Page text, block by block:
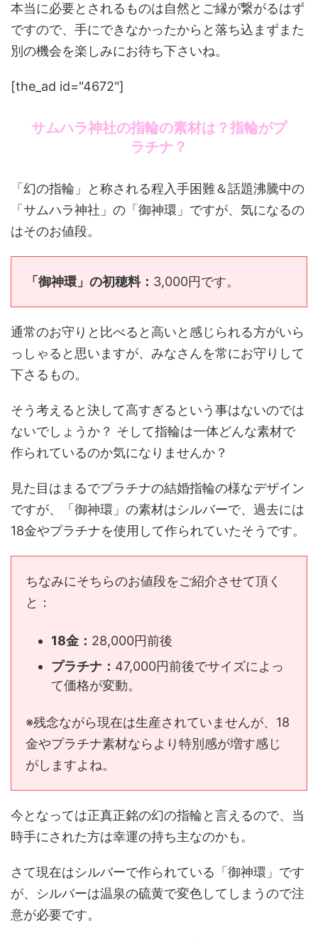
本当に必要とされるものは自然とご縁が繋がるはず
ですので、手にできなかったからと落ち込まずまた
別の機会を楽しみにお待ち下さいね。
[the_ad id="4672"]
サムハラ神社の指輪の素材は？指輪がプ
ラチナ？
「幻の指輪」と称される程入手困難＆話題沸騰中の
「サムハラ神社」の「御神環」ですが、気になるの
はそのお値段。
「御神環」の初穂料： 3,000円です。
通常のお守りと比べると高いと感じられる方がいら
っしゃると思いますが、みなさんを常にお守りして
下さるもの。
そう考えると決して高すぎるという事はないのでは
ないでしょうか？ そして指輪は一体どんな素材で
作られているのか気になりませんか？
見た目はまるでプラチナの結婚指輪の様なデザイン
ですが、「御神環」の素材はシルバーで、過去には
18金やプラチナを使用して作られていたそうです。
ちなみにそちらのお値段をご紹介させて頂く
と：
18金： 28,000円前後
プラチナ： 47,000円前後でサイズによっ
て価格が変動。
※残念ながら現在は生産されていませんが、18
金やプラチナ素材ならより特別感が増す感じ
がしますよね。
今となっては正真正銘の幻の指輪と言えるので、当
時手にされた方は幸運の持ち主なのかも。
さて現在はシルバーで作られている「御神環」です
が、シルバーは温泉の硫黄で変色してしまうので注
意が必要です。